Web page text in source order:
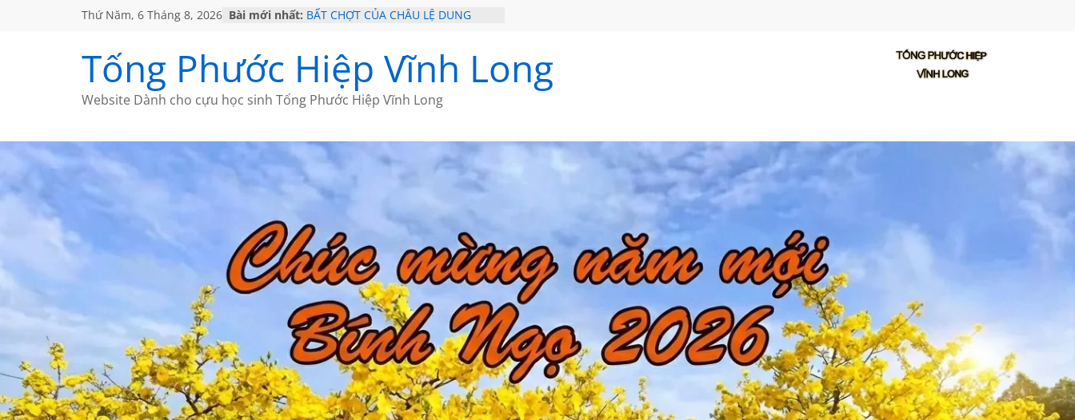
Thứ Năm, 6 Tháng 8, 2026 Bài mới nhất: BẤT CHỢT CỦA CHÂU LỆ DUNG
GẶP Ở MỸ
HỌC SỬ HỒI XƯA
MỘT ĐỜI ĐI QUA NHỮNG TRANG
Tống Phước Hiệp Vĩnh Long
Website Dành cho cựu học sinh Tống Phước Hiệp Vĩnh Long